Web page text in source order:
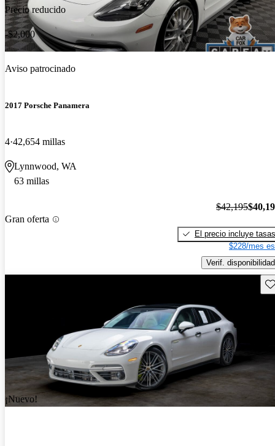
Precio reducido
-$2,000
Aviso patrocinado
2017 Porsche Panamera
4 42,654 millas
Lynnwood, WA
63 millas
Gran oferta
$42,195
El precio incluye tasas
$228/mes
Verif. disponibilidad
¡Nuevo!